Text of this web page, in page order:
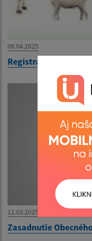
08.04.2025
Registrácia chovov
12.03.2025
Zasadnutie